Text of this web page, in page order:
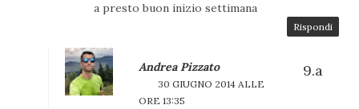
a presto buon inizio settimana
Rispondi
Andrea Pizzato
30 GIUGNO 2014 ALLE
ORE 13:35